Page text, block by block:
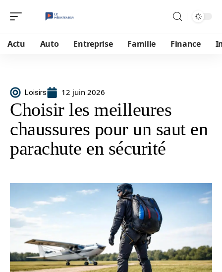
Actu Auto Entreprise Famille Finance
Loisirs 12 juin 2026
Choisir les meilleures
chaussures pour un saut en
parachute en sécurité